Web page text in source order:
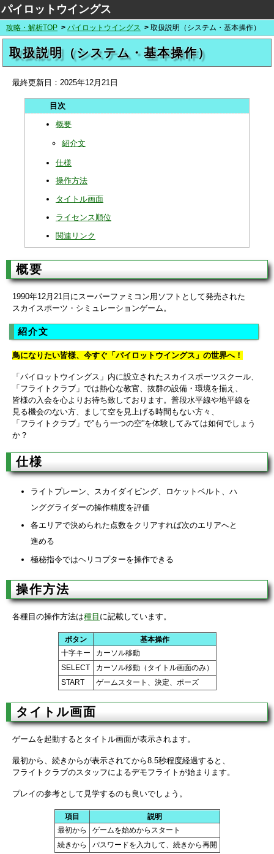
パイロットウイングス
攻略・解析TOP パイロットウイングス 取扱説明（システム・基本操作）
取扱説明（システム・基本操作）
最終更新日： 2025年12月21日
概要
紹介文
仕様
操作方法
タイトル画面
ライセンス順位
関連リンク
概要
1990年12月21日にスーパーファミコン用ソフトとして発売された
スカイスポーツ・シミュレーションゲーム。
紹介文
鳥になりたい皆様、今すぐ「パイロットウイングス」の世界へ！
「パイロットウイングス」内に設立されたスカイスポーツスクール、
「フライトクラブ」では熱心な教官、抜群の設備・環境を揃え、
皆様の入会を心よりお待ち致しております。普段水平線や地平線を
見る機会のない方、まして空を見上げる時間もない方々、
「フライトクラブ」で”もう一つの空”を体験してみては如何でしょう
か？
仕様
ライトプレーン、スカイダイビング、ロケットベルト、ハ
ンググライダーの操作精度を評価
各エリアで決められた点数をクリアすれば次のエリアへと
進める
極秘指令ではヘリコプターを操作できる
操作方法
各種目の操作方法は種目 に記載しています。
ボタン
基本操作
十字キー
カーソル移動
SELECT
カーソル移動（タイトル画面のみ）
START
ゲームスタート、決定、ポーズ
タイトル画面
ゲームを起動するとタイトル画面が表示されます。
最初から、続きからが表示されてから8.5秒程度経過すると、
フライトクラブのスタッフによるデモフライトが始まります。
プレイの参考として見学するのも良いでしょう。
項目
説明
最初から
ゲームを始めからスタート
続きから
パスワードを入力して、続きから再開